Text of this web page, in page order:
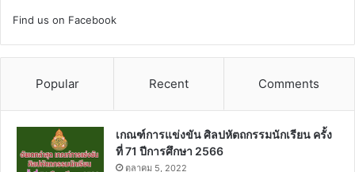
Find us on Facebook
Popular Recent Comments
เกณฑ์การแข่งขัน ศิลปหัตถกรรมนักเรียน ครั้ง
ที่ 71 ปีการศึกษา 2566
ตุลาคม 5, 2022